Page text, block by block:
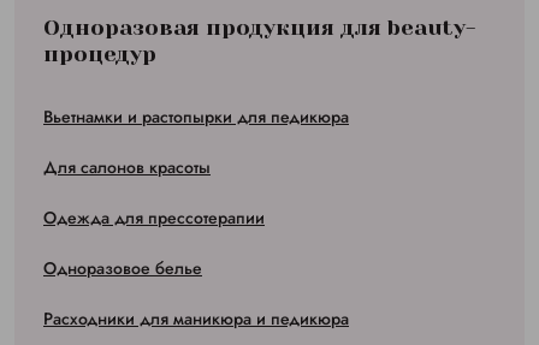
Одноразовая продукция для beauty-
процедур
Вьетнамки и растопырки для педикюра
Для салонов красоты
Одежда для прессотерапии
Одноразовое белье
Расходники для маникюра и педикюра